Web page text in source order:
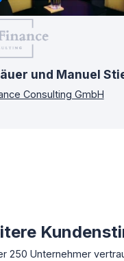
und Manuel
Consulting GmbH
250 Unternehmer